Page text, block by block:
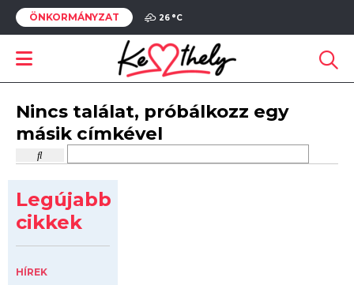
ÖNKORMÁNYZAT 26 °C
Nincs találat, próbálkozz egy
másik címkével
Legújabb
cikkek
HÍREK